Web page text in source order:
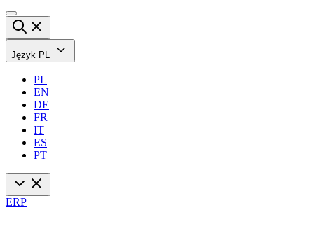
Język PL
PL
EN
DE
FR
IT
ES
PT
ERP